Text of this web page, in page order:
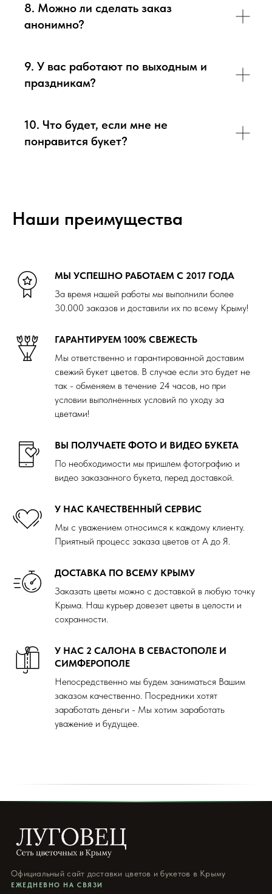
8. Можно ли сделать заказ
анонимно?
9. У вас работают по выходным и
праздникам?
10. Что будет, если мне не
понравится букет?
Наши преимущества
МЫ УСПЕШНО РАБОТАЕМ С 2017 ГОДА
За время нашей работы мы выполнили более
30.000 заказов и доставили их по всему Крыму!
ГАРАНТИРУЕМ 100% СВЕЖЕСТЬ
Мы ответственно и гарантированной доставим
свежий букет цветов. В случае если это будет не
так - обменяем в течение 24 часов, но при
условии выполненных условий по уходу за
цветами!
ВЫ ПОЛУЧАЕТЕ ФОТО И ВИДЕО БУКЕТА
По необходимости мы пришлем фотографию и
видео заказанного букета, перед доставкой.
У НАС КАЧЕСТВЕННЫЙ СЕРВИС
Мы с уважением относимся к каждому клиенту.
Приятный процесс заказа цветов от А до Я.
ДОСТАВКА ПО ВСЕМУ КРЫМУ
Заказать цветы можно с доставкой в любую точку
Крыма. Наш курьер довезет цветы в целости и
сохранности.
У НАС 2 САЛОНА В СЕВАСТОПОЛЕ И
СИМФЕРОПОЛЕ
Непосредственно мы будем заниматься Вашим
заказом качественно. Посредники хотят
заработать деньги - Мы хотим заработать
уважение и будущее.
Официальный сайт доставки цветов и букетов в Крыму
ЕЖЕДНЕВНО НА СВЯЗИ